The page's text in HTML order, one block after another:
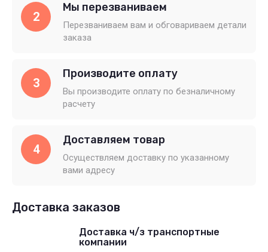
2
Мы перезваниваем
Перезваниваем вам и обговариваем детали
заказа
3
Производите оплату
Вы производите оплату по безналичному
расчету
4
Доставляем товар
Осуществляем доставку по указанному
вами адресу
Доставка заказов
Доставка ч/з транспортные
компании